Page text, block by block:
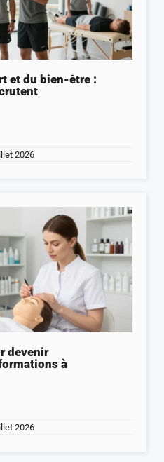
et du bien-être :
2026
devenir
à
2026